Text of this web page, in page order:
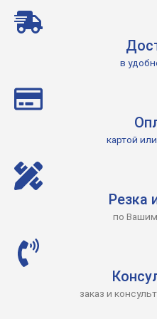
в
картой
Резка
по
заказ и